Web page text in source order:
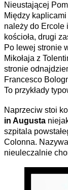
Nieustającej
Między
należy do Ercole
kościoła, drugi
Po lewej stronie
Mikołaja z
stronie
Francesco
To przykłady
Naprzeciw stoi
in Augusta
szpitala
Colonna.
nieuleczalnie